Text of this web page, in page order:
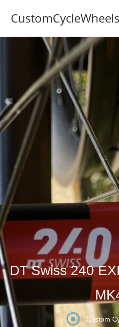
CustomCycleWheels
DT Swiss 240
Custom